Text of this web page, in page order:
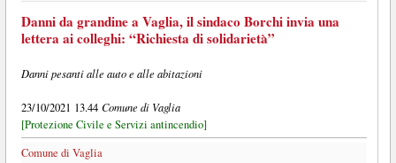
Danni da grandine a Vaglia, il sindaco Borchi invia una
lettera ai colleghi: “Richiesta di solidarietà”
Danni pesanti alle auto e alle abitazioni
23/10/2021 13.44 Comune di Vaglia
[Protezione Civile e Servizi antincendio]
Comune di Vaglia